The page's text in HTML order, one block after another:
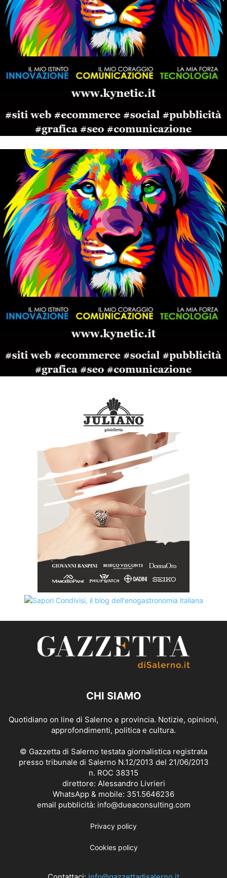
CHI SIAMO
Quotidiano on line di Salerno e provincia. Notizie, opinioni,
approfondimenti, politica e cultura.
© Gazzetta di Salerno testata giornalistica registrata
presso tribunale di Salerno N.12/2013 del 21/06/2013
n. ROC 38315
direttore: Alessandro Livrieri
WhatsApp & mobile: 351.5646236
email pubblicità: info@dueaconsulting.com
Privacy policy
Cookies policy